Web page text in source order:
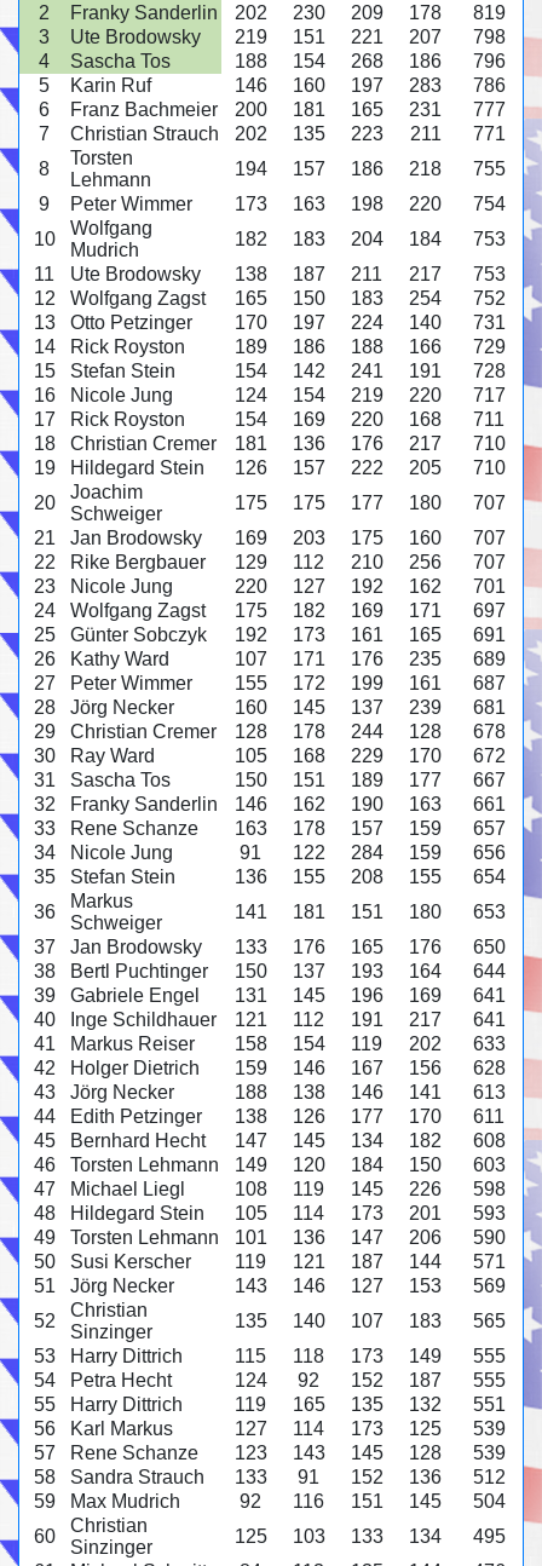
2
Franky Sanderlin 202 230 209 178
819
3
Ute Brodowsky 219 151 221 207
798
4
Sascha Tos 188 154 268 186
796
5
Karin Ruf 146 160 197 283
786
6
Franz Bachmeier 200 181 165 231
777
7
Christian Strauch 202 135 223 211
771
8
Torsten
Lehmann
194 157 186 218
755
9
Peter Wimmer 173 163 198 220
754
10
Wolfgang
Mudrich
182 183 204 184
753
11
Ute Brodowsky 138 187 211 217
753
12
Wolfgang Zagst 165 150 183 254
752
13
Otto Petzinger 170 197 224 140
731
14
Rick Royston 189 186 188 166
729
15
Stefan Stein 154 142 241 191
728
16
Nicole Jung 124 154 219 220
717
17
Rick Royston 154 169 220 168
711
18
Christian Cremer 181 136 176 217
710
19
Hildegard Stein 126 157 222 205
710
20
Joachim
Schweiger
175 175 177 180
707
21
Jan Brodowsky 169 203 175 160
707
22
Rike Bergbauer 129 112 210 256
707
23
Nicole Jung 220 127 192 162
701
24
Wolfgang Zagst 175 182 169 171
697
25
Günter Sobczyk 192 173 161 165
691
26
Kathy Ward 107 171 176 235
689
27
Peter Wimmer 155 172 199 161
687
28
Jörg Necker 160 145 137 239
681
29
Christian Cremer 128 178 244 128
678
30
Ray Ward 105 168 229 170
672
31
Sascha Tos 150 151 189 177
667
32
Franky Sanderlin 146 162 190 163
661
33
Rene Schanze 163 178 157 159
657
34
Nicole Jung 91 122 284 159
656
35
Stefan Stein 136 155 208 155
654
36
Markus
Schweiger
141 181 151 180
653
37
Jan Brodowsky 133 176 165 176
650
38
Bertl Puchtinger 150 137 193 164
644
39
Gabriele Engel 131 145 196 169
641
40
Inge Schildhauer 121 112 191 217
641
41
Markus Reiser 158 154 119 202
633
42
Holger Dietrich 159 146 167 156
628
43
Jörg Necker 188 138 146 141
613
44
Edith Petzinger 138 126 177 170
611
45
Bernhard Hecht 147 145 134 182
608
46
Torsten Lehmann 149 120 184 150
603
47
Michael Liegl 108 119 145 226
598
48
Hildegard Stein 105 114 173 201
593
49
Torsten Lehmann 101 136 147 206
590
50
Susi Kerscher 119 121 187 144
571
51
Jörg Necker 143 146 127 153
569
52
Christian
Sinzinger
135 140 107 183
565
53
Harry Dittrich 115 118 173 149
555
54
Petra Hecht 124 92 152 187
555
55
Harry Dittrich 119 165 135 132
551
56
Karl Markus 127 114 173 125
539
57
Rene Schanze 123 143 145 128
539
58
Sandra Strauch 133 91 152 136
512
59
Max Mudrich 92 116 151 145
504
60
Christian
Sinzinger
125 103 133 134
495